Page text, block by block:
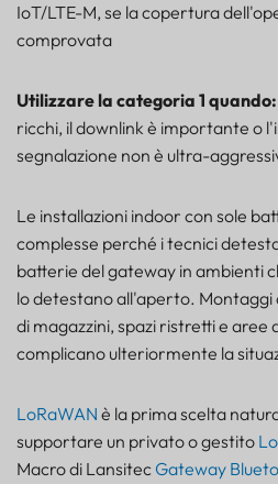
IoT/LTE-M, se la copertura
comprovata
Utilizzare la categoria 1 quando:
ricchi, il downlink è importante o
segnalazione non è ultra-
Le installazioni indoor con sole
complesse perché i tecnici
batterie del gateway in ambienti
lo detestano all'aperto. Montaggi
di magazzini, spazi ristretti e aree
complicano ulteriormente la
LoRaWAN è la prima scelta
supportare un privato o gestito
Macro di LansitecGateway